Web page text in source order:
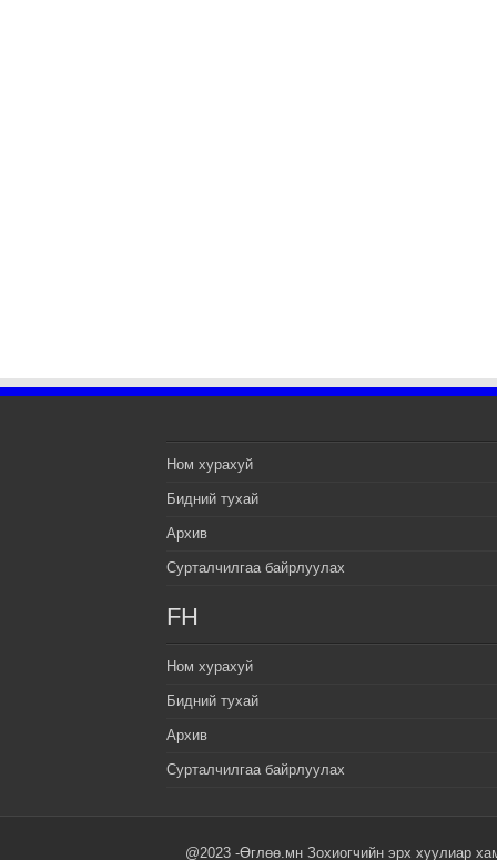
Ном хурахуй
Бидний тухай
Архив
Сурталчилгаа байрлуулах
FH
Ном хурахуй
Бидний тухай
Архив
Сурталчилгаа байрлуулах
@2023 -Өглөө.мн Зохиогчийн эрх хуулиар